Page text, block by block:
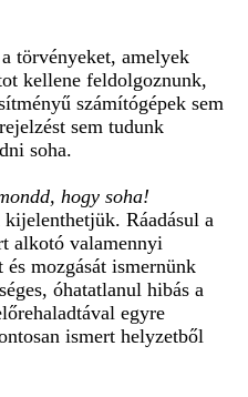
törvényeket, amelyek
kellene feldolgoznunk,
számítógépek sem
sem tudunk
soha.
hogy soha!
kijelenthetjük. Ráadásul a
alkotó valamennyi
mozgását ismernünk
óhatatlanul hibás a
egyre
ismert helyzetből